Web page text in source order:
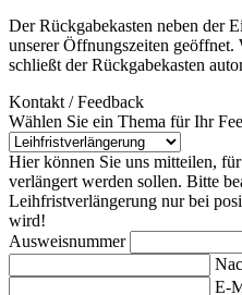
Der Rückgabekasten neben der
unserer Öffnungszeiten
schließt der Rückgabekasten
Kontakt / Feedback
Wählen Sie ein Thema für Ihr
Hier können Sie uns mitteilen,
verlängert werden sollen. Bitte
Leihfristverlängerung nur bei
wird!
Ausweisnummer
E-